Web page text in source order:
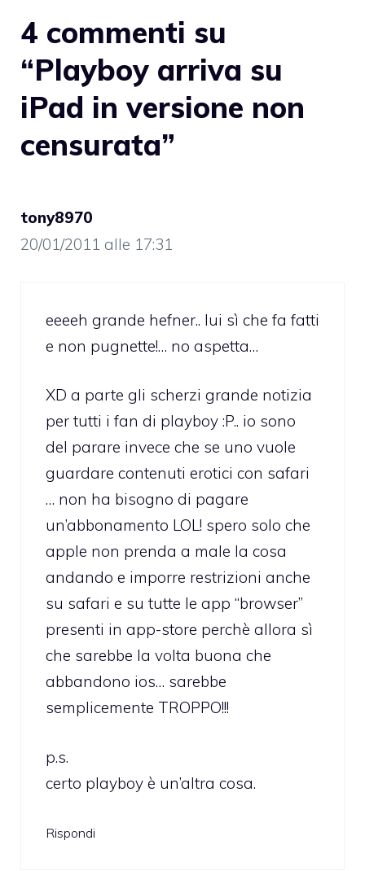
4 commenti su
“Playboy arriva su
iPad in versione non
censurata”
tony8970
20/01/2011 alle 17:31
eeeeh grande hefner.. lui sì che fa fatti
e non pugnette!… no aspetta…
XD a parte gli scherzi grande notizia
per tutti i fan di playboy :P.. io sono
del parare invece che se uno vuole
guardare contenuti erotici con safari
… non ha bisogno di pagare
un’abbonamento LOL! spero solo che
apple non prenda a male la cosa
andando e imporre restrizioni anche
su safari e su tutte le app “browser”
presenti in app-store perchè allora sì
che sarebbe la volta buona che
abbandono ios… sarebbe
semplicemente TROPPO!!!
p.s.
certo playboy è un’altra cosa.
Rispondi